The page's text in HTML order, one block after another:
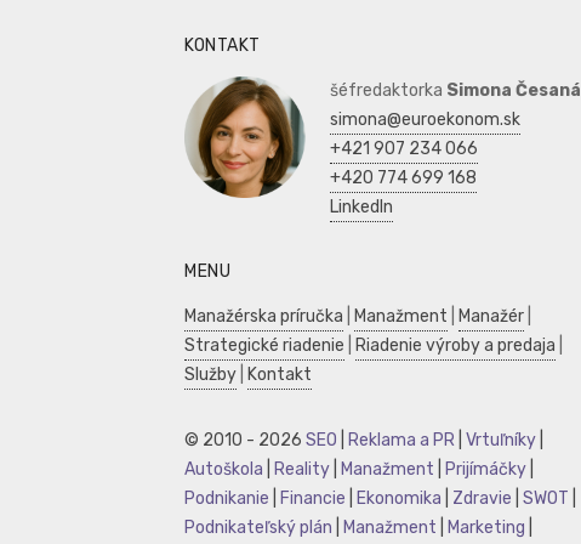
KONTAKT
šéfredaktorka Simona Česaná
simona@euroekonom.sk
+421 907 234 066
+420 774 699 168
LinkedIn
MENU
Manažérska príručka Manažment Manažér
Strategické riadenie
Riadenie výroby a predaja
Služby
Kontakt
© 2010 - 2026 SEO Reklama a PR Vrtuľníky
Autoškola
Reality Manažment Prijímáčky
Podnikanie
Financie Ekonomika Zdravie SWOT
Podnikateľský plán
Manažment Marketing